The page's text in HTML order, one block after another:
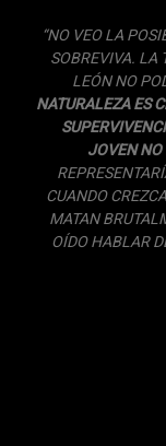
“NO VEO LA
SOBREVIVA. LA
LEÓN NO
NATURALEZA ES
JOVEN
CUANDO
MATAN
OÍDO HABLAR